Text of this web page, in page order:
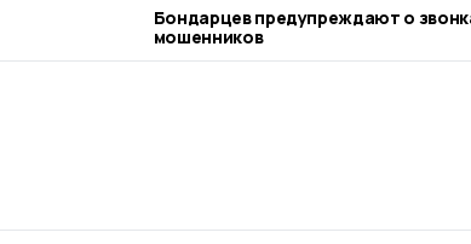
Бондарцев предупреждают о звонках
мошенников